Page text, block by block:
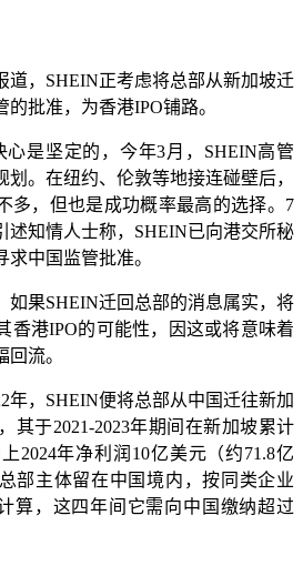
道，SHEIN正考虑将总部从新加坡迁
批准，为香港IPO铺路。
心是坚定的，今年3月，SHEIN高管
。在纽约、伦敦等地接连碰壁后，
多，但也是成功概率最高的选择。7
述知情人士称，SHEIN已向港交所秘
中国监管批准。
如果SHEIN迁回总部的消息属实，将
香港IPO的可能性，因这或将意味着
流。
年，SHEIN便将总部从中国迁往新加
其于2021-2023年期间在新加坡累计
2024年净利润10亿美元（约71.8亿
部主体留在中国境内，按同类企业
算，这四年间它需向中国缴纳超过